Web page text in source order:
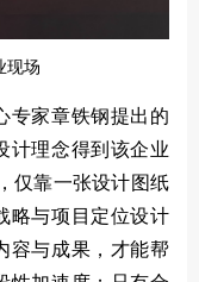
现场
专家章铁钢提出的
计理念得到该企业
仅靠一张设计图纸
略与项目定位设计
容与成果，才能帮